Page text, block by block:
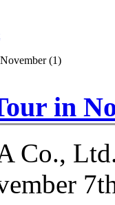
(1)
in
Co.,